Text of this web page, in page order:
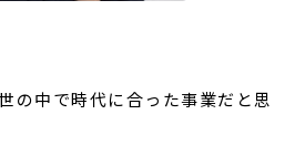
の中で時代に合った事業だと思